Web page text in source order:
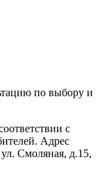
по выбору и
с
Адрес
Смоляная, д.15,